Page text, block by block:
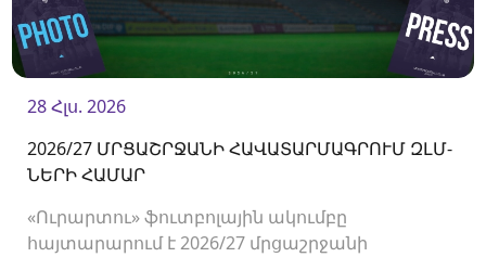
28 Հլս. 2026
2026/27 ՄՐՑԱՇՐՋԱՆԻ ՀԱՎԱՏԱՐՄԱԳՐՈՒՄ ԶԼՄ-
ՆԵՐԻ ՀԱՄԱՐ
«Ուրարտու» ֆուտբոլային ակումբը
հայտարարում է 2026/27 մրցաշրջանի